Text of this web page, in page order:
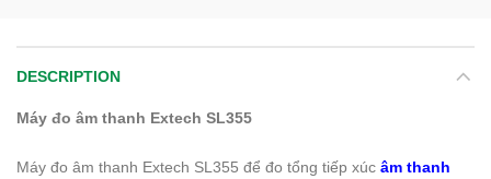
DESCRIPTION
Máy đo âm thanh Extech SL355
Máy đo âm thanh Extech SL355 để đo tổng tiếp xúc âm thanh